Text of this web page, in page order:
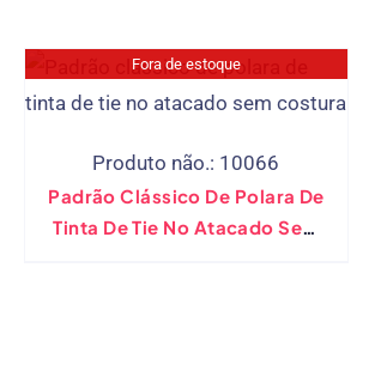
Fora de estoque
Produto não.: 10066
Padrão Clássico De Polara De
Tinta De Tie No Atacado Sem